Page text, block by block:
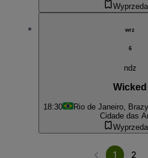
wrz
6
ndz
Wicked
18:30 Rio de Janeiro,
Cidade das
1 2